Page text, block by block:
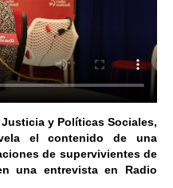
y Políticas Sociales,
el contenido de una
de supervivientes de
una entrevista en Radio